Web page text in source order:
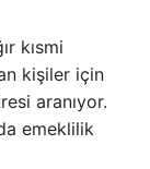
kısmi
kişiler için
aranıyor.
emeklilik